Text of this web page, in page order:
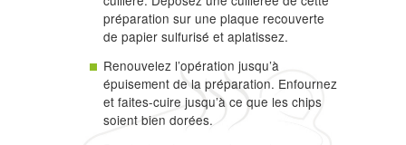
préparation sur une plaque recouverte
de papier sulfurisé et aplatissez.
Renouvelez l’opération jusqu’à
épuisement de la préparation. Enfournez
et faites-cuire jusqu’à ce que les chips
soient bien dorées.